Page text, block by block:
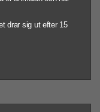
drar sig ut efter 15